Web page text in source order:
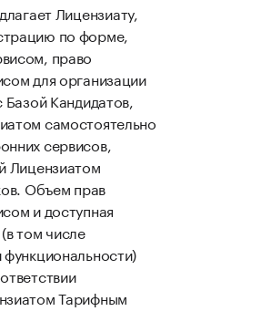
Лицензиату,
по форме,
право
для организации
Кандидатов,
самостоятельно
сервисов,
Лицензиатом
Объем прав
и доступная
том числе
Тарифным